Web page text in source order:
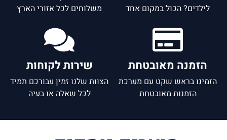
לילדים? הכול במקום אחד
משלוחים לכל אזורי הארץ
הזמנה מאובטחת
הזמינו בראש שקט עם מערכת
הזמנות מאובטחת
שירות לקוחות
הצוות שלנו זמין עבורכם תמיד
לכל שאלה או בעיה